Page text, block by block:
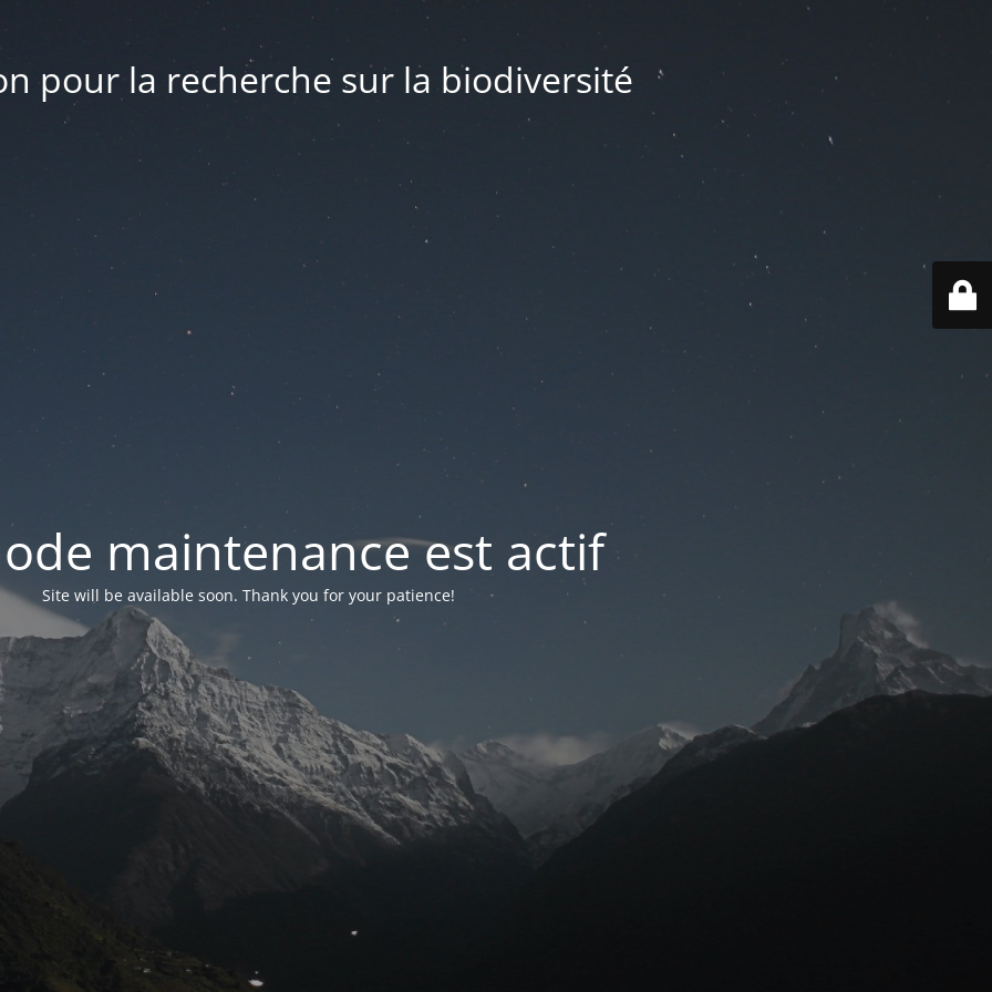
pour la recherche sur la biodiversité
maintenance est actif
Site will be available soon. Thank you for your patience!